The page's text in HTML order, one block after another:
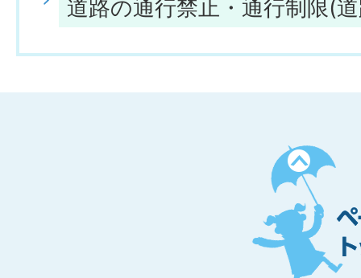
道路の通行禁止・通行制限(
ペ
ー
ジ
ト